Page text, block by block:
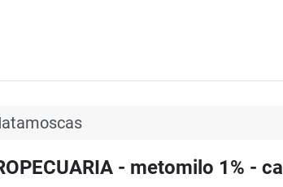
- metomilo 1% -